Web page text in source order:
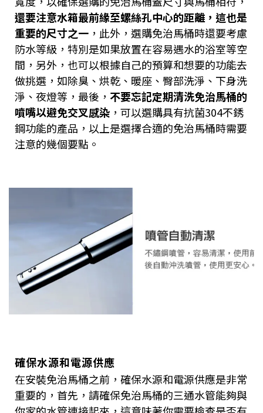
還要注意水箱最前緣至螺絲孔中心的距離，這也是
重要的尺寸之一 ，此外，選購免治馬桶時還要考慮
防水等級，特別是如果放置在容易遇水的浴室等空
間，另外，也可以根據自己的預算和想要的功能去
做挑選，如除臭、烘乾、暖座、臀部洗淨、下身洗
淨、夜燈等，最後， 不要忘記定期清洗免治馬桶的
噴嘴以避免交叉感染 ，可以選購具有抗菌304不銹
鋼功能的產品，以上是選擇合適的免治馬桶時需要
注意的幾個要點。
確保水源和電源供應
在安裝免治馬桶之前，確保水源和電源供應是非常
重要的，首先，請確保免治馬桶的三通水管能夠與